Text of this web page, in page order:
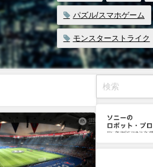
パズル/スマホゲーム
モンスターストライク